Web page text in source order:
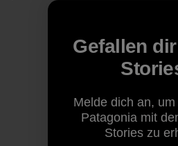
Gefallen
Melde dich an,
Patagonia mit
Stories zu